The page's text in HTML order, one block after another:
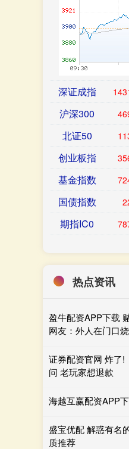
深证成指
沪深300
北证50
创业板指
基金指数
国债指数
期指IC0
热点资讯
盈牛配资APP下载
网友：外人在门口
证券配资官网 炸了!
问 老玩家想退款
海越互赢配资APP
盛宝优配 解惑有名
质推荐